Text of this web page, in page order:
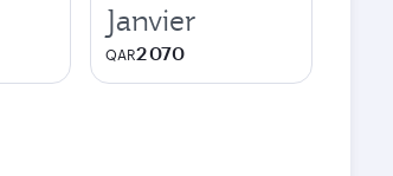
Janvier
QAR2 070